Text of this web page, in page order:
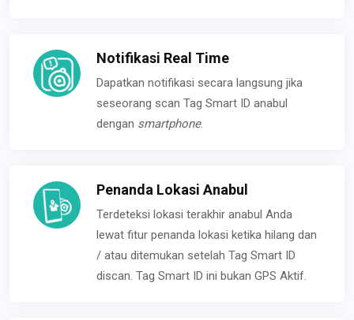
Notifikasi Real Time
Dapatkan notifikasi secara langsung jika
seseorang scan Tag Smart ID anabul
dengan smartphone.
Penanda Lokasi Anabul
Terdeteksi lokasi terakhir anabul Anda
lewat fitur penanda lokasi ketika hilang dan
/ atau ditemukan setelah Tag Smart ID
discan. Tag Smart ID ini bukan GPS Aktif.